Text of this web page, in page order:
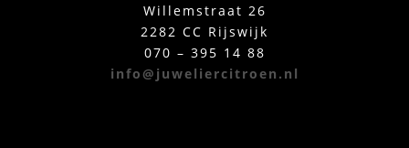
Willemstraat 26
2282 CC Rijswijk
070 – 395 14 88
info@juweliercitroen.nl